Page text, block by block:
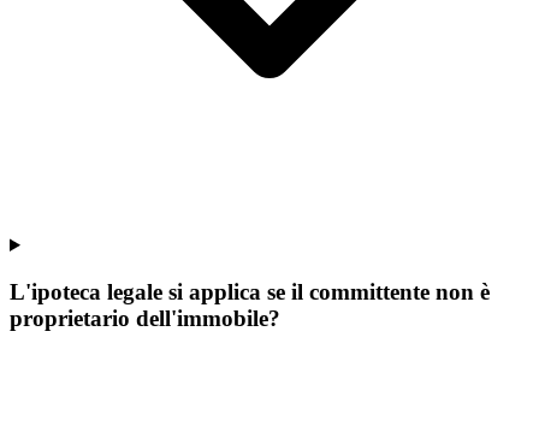
L'ipoteca legale si applica se il committente non è
proprietario dell'immobile?